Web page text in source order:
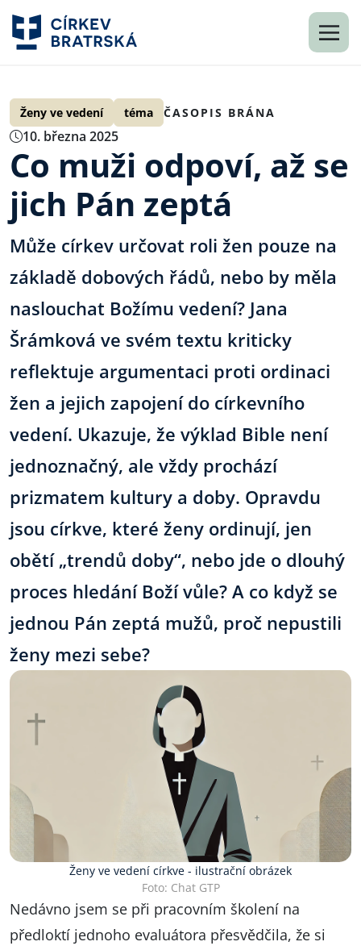
Ženy ve vedení téma ČASOPIS BRÁNA
10. března 2025
Co muži odpoví, až se
jich Pán zeptá
Může církev určovat roli žen pouze na
základě dobových řádů, nebo by měla
naslouchat Božímu vedení? Jana
Šrámková ve svém textu kriticky
reflektuje argumentaci proti ordinaci
žen a jejich zapojení do církevního
vedení. Ukazuje, že výklad Bible není
jednoznačný, ale vždy prochází
prizmatem kultury a doby. Opravdu
jsou církve, které ženy ordinují, jen
obětí „trendů doby“, nebo jde o dlouhý
proces hledání Boží vůle? A co když se
jednou Pán zeptá mužů, proč nepustili
ženy mezi sebe?
Ženy ve vedení církve - ilustrační obrázek
Foto: Chat GTP
Nedávno jsem se při pracovním školení na
předloktí jednoho evaluátora přesvědčila, že si